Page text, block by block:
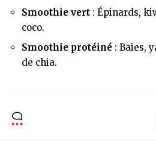
Smoothie vert : Épinards,
coco.
Smoothie protéiné : Baies,
de chia.